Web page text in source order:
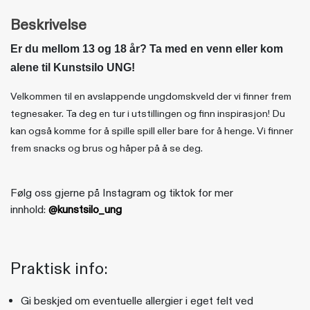
Beskrivelse
Er du mellom 13 og 18 år? Ta med en venn eller kom
alene til Kunstsilo UNG!
Velkommen til en avslappende ungdomskveld der vi finner frem
tegnesaker. Ta deg en tur i utstillingen og finn inspirasjon! Du
kan også komme for å spille spill eller bare for å henge. Vi finner
frem snacks og brus og håper på å se deg.
Følg oss gjerne på Instagram og tiktok for mer
innhold: @kunstsilo_ung
Praktisk info:
Gi beskjed om eventuelle allergier i eget felt ved